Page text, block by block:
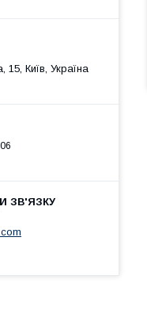
15, Київ, Україна